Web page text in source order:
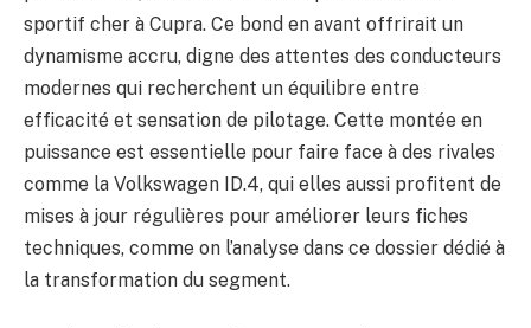
sportif cher à Cupra. Ce bond en avant offrirait un
dynamisme accru, digne des attentes des conducteurs
modernes qui recherchent un équilibre entre
efficacité et sensation de pilotage. Cette montée en
puissance est essentielle pour faire face à des rivales
comme la Volkswagen ID.4, qui elles aussi profitent de
mises à jour régulières pour améliorer leurs fiches
techniques, comme on l’analyse dans ce dossier dédié à
la transformation du segment.